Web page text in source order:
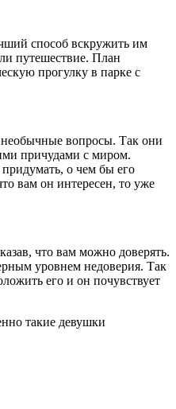
способ вскружить им
путешествие. План
прогулку в парке с
вопросы. Так они
причудами с миром.
о чем бы его
вам он интересен, то уже
что вам можно доверять.
уровнем недоверия. Так
его и он почувствует
такие девушки